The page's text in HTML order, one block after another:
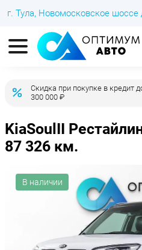
г. Тула, Новомосковское шоссе
Скидка при покупке в кредит
300 000 ₽
KiaSoul II
87 326 км.
В наличии